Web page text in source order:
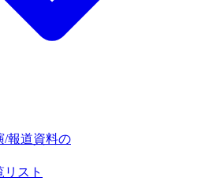
/報道資料の
リスト